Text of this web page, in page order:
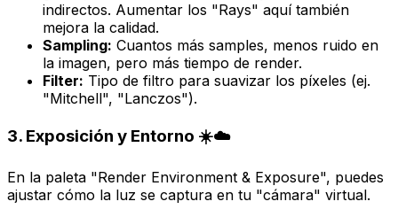
indirectos. Aumentar los "Rays" aquí también
mejora la calidad.
Sampling: Cuantos más samples, menos ruido en
la imagen, pero más tiempo de render.
Filter: Tipo de filtro para suavizar los píxeles (ej.
"Mitchell", "Lanczos").
3. Exposición y Entorno ☀️☁️
En la paleta "Render Environment & Exposure", puedes
ajustar cómo la luz se captura en tu "cámara" virtual.